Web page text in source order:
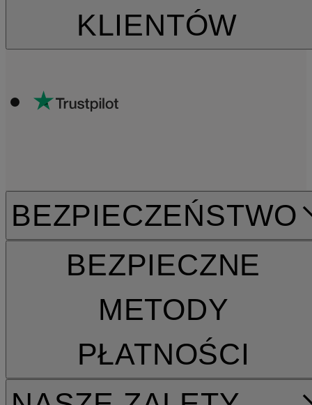
KLIENTÓW
BEZPIECZEŃSTWO
BEZPIECZNE
METODY
PŁATNOŚCI